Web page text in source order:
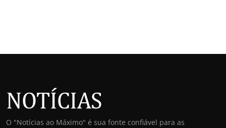
O "Notícias ao Máximo" é sua fonte confiável para as